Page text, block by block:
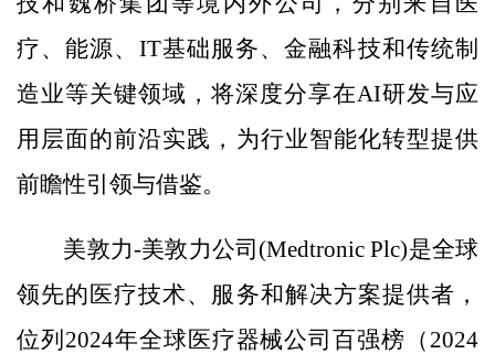
疗、能源、IT基础服务、金融科技和传统制
造业等关键领域，将深度分享在AI研发与应
用层面的前沿实践，为行业智能化转型提供
前瞻性引领与借鉴。
美敦力-美敦力公司(Medtronic Plc)是全球
领先的医疗技术、服务和解决方案提供者，
位列2024年全球医疗器械公司百强榜（2024